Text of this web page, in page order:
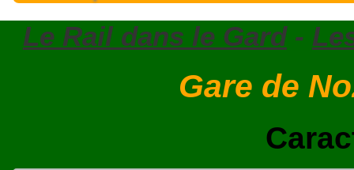
Le Rail dans le Gard-
Gare de